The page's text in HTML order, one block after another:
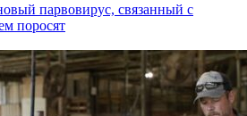
парвовирус, связанный с
поросят